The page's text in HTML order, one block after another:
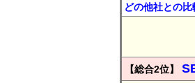
どの他社との
【総合2位】